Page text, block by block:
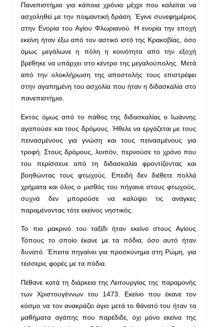
Πανεπιστήμιο για κάποια χρόνια μέχρι που καλείται να
ασχοληθεί με την ποιμαντική δράση. Έγινε συνεφημέριος
στην Ενορία του Αγίου Φλωριανού. Η ενορία την εποχή
εκείνη ήταν έξω από τον αστικό ιστό της Κρακοβίας, όσο
όμως μεγάλωνε η πόλη η κοινότητα από την εξοχή
βρέθηκε να υπάρχει στο κέντρο της μεγαλούπολης. Μετά
από την ολοκλήρωση της αποστολής τους επιστρέφει
στην αγαπημένη του ασχολία που ήταν η διδασκαλία στο
πανεπιστήμιο.
Εκτός όμως από το πάθος της διδασκαλίας ο Ιωάννης
αγαπούσε και τους δρόμους. Ήθελε να εργάζεται με τους
πεινασμένους για γνώση και τους πεινασμένους για
τροφή. Στους δρόμους, λοιπόν, περνούσε το χρόνο που
του περίσσευε από τη διδασκαλία φροντίζοντας και
βοηθώντας τους φτωχούς. Επειδή δεν διέθετε πολλά
χρήματα και όλος ο μισθός του πήγαινε στους φτωχούς,
συχνά δεν μπορούσε να καλύψει τις ανάγκες
παραμένοντας τότε εκείνος νηστικός.
Το πιο μακρινό του ταξίδι ήταν εκείνο στους Αγίους
Τόπους το οποίο έκανε με τα πόδια, όσο αυτό ήταν
δυνατό. Έπειτα πηγαίνει για προσκύνημα στη Ρώμη, για
τέσσερις φορές με τα πόδια.
Πέθανε κατά τη διάρκεια της Λειτουργίας της παραμονής
των Χριστουγέννων του 1473. Εκείνο που έκανε τον
κόσμο να τον ανακράζει άγιο μετά το θάνατό του ήταν τα
μαθήματα αγάπης που παρέδιδε, όχι μόνο εκείνα της